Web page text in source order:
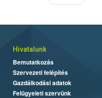
Hivatalunk
Bemutatkozás
Szervezeti felépítés
Gazdálkodási adatok
Felügyeleti szervünk